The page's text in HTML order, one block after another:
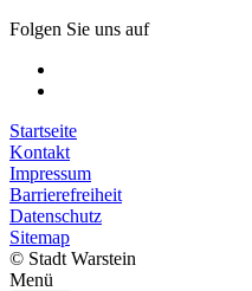
Folgen Sie uns auf
Startseite
Kontakt
Impressum
Barrierefreiheit
Datenschutz
Sitemap
© Stadt Warstein
Menü